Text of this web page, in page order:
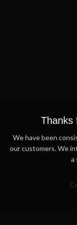
Thanks
We have been
our customers. We
a